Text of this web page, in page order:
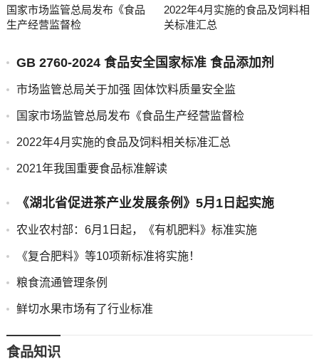
国家市场监管总局发布《食品
生产经营监督检
2022年4月实施的食品及饲料相
关标准汇总
GB 2760-2024 食品安全国家标准 食品添加剂
市场监管总局关于加强 固体饮料质量安全监
国家市场监管总局发布《食品生产经营监督检
2022年4月实施的食品及饲料相关标准汇总
2021年我国重要食品标准解读
《湖北省促进茶产业发展条例》5月1日起实施
农业农村部：6月1日起，《有机肥料》标准实施
《复合肥料》等10项新标准将实施！
粮食流通管理条例
鲜切水果市场有了行业标准
食品知识